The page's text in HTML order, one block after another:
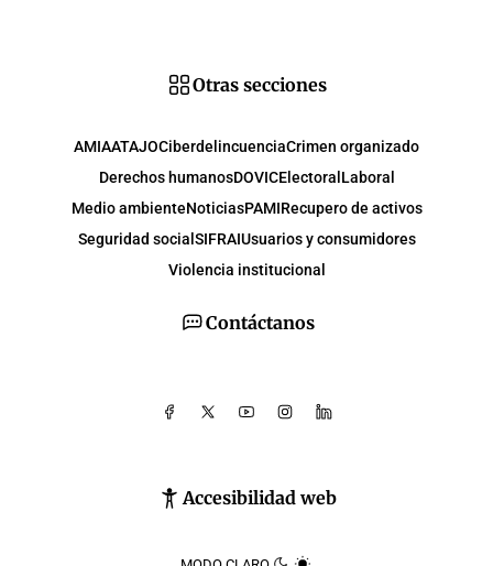
Contáctanos
Accesibilidad web
Otras secciones
AMIAATAJOCiberdelincuenciaCrimen organizado
Derechos humanosDOVICElectoral Laboral
Medio ambienteNoticiasPAMIRecupero de activos
Seguridad social SIFRAIUsuarios y consumidores
Violencia institucional